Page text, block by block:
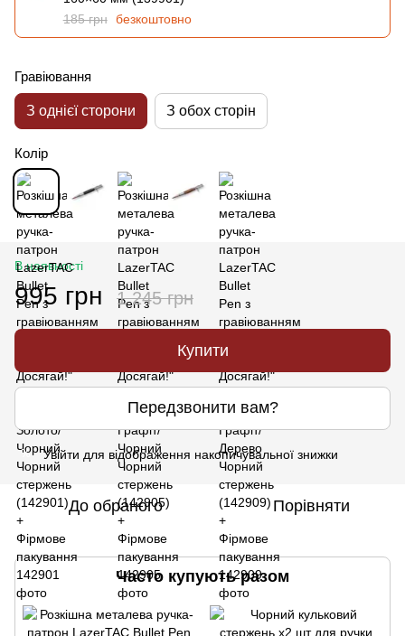
185 грн безкоштовно
Гравіювання
З однієї сторони З обох сторін
Колір
В наявності
995 грн 1 245 грн
Купити
Передзвонити вам?
% Увійти для відображення накопичувальної знижки
До обраного Порівняти
Часто купують разом